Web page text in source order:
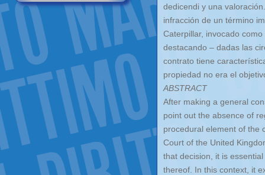
dedicendi y una
infracción de un término
Caterpillar, invocado
destacando – dadas las
contrato tiene
propiedad no era el
ABSTRACT
After making a general
point out the absence of
procedural element of the
Court of the United
that decision, it is
thereof. In this context, it